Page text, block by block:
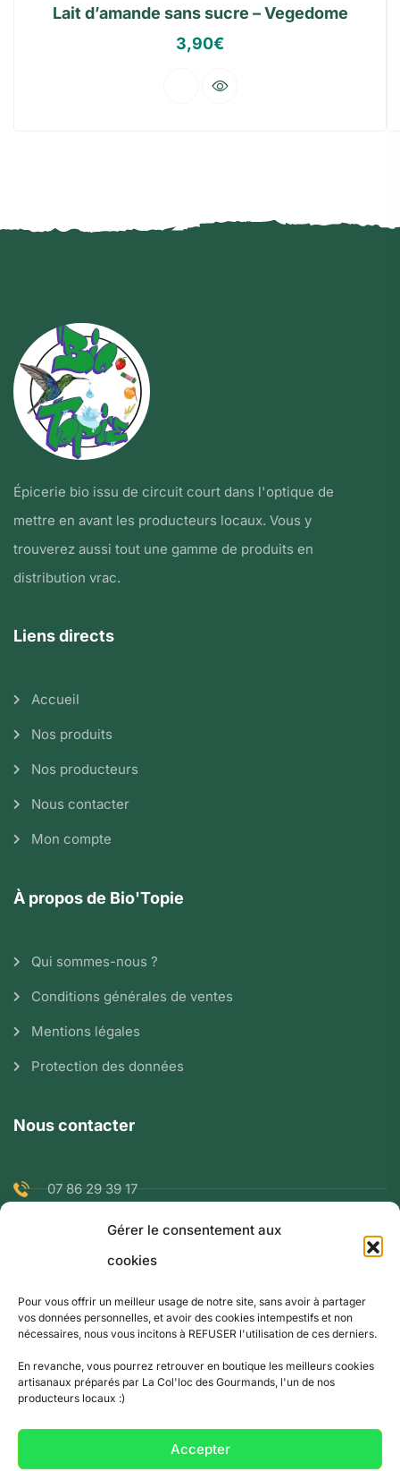
Gérer le consentement aux
cookies
Pour vous offrir un meilleur usage de notre site, sans avoir à partager
vos données personnelles, et avoir des cookies intempestifs et non
nécessaires, nous vous incitons à REFUSER l'utilisation de ces derniers.
En revanche, vous pourrez retrouver en boutique les meilleurs cookies
artisanaux préparés par La Col'loc des Gourmands, l'un de nos
producteurs locaux :)
Accepter
Lait d’amande sans sucre – Vegedome
3,90€
Épicerie bio issu de circuit court dans l'optique de
mettre en avant les producteurs locaux. Vous y
trouverez aussi tout une gamme de produits en
distribution vrac.
Liens directs
Accueil
Nos produits
Nos producteurs
Nous contacter
Mon compte
À propos de Bio'Topie
Qui sommes-nous ?
Conditions générales de ventes
Mentions légales
Protection des données
Nous contacter
07 86 29 39 17
ranglaretrenaud@gmail.com
© Copyright 2021 par BioTopie.fr